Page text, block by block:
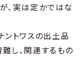
、実は定かではな
ントワスの出土品
し、関連するもの